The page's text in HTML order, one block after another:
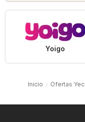
Yoigo
Inicio Ofertas